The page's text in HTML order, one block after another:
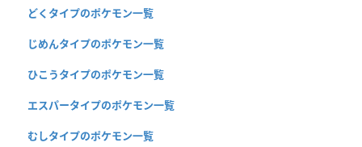
どくタイプのポケモン一覧
じめんタイプのポケモン一覧
ひこうタイプのポケモン一覧
エスパータイプのポケモン一覧
むしタイプのポケモン一覧